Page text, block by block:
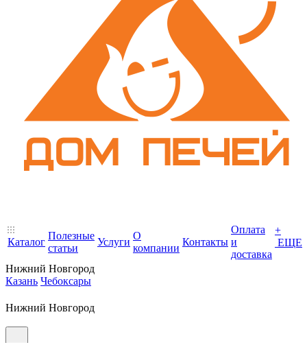
Каталог
Полезные
статьи
Услуги
О
компании
Контакты
Оплата
и
доставка
+
ЕЩЕ
Нижний Новгород
Казань Чебоксары
Нижний Новгород